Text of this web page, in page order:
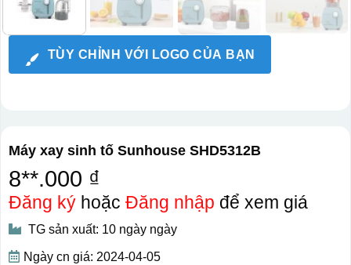
TÙY CHỈNH VỚI LOGO CỦA BẠN
Máy xay sinh tố Sunhouse SHD5312B
8**.000 ₫
Đăng kýhoặc Đăng nhập để xem giá
TG sản xuất: 10 ngày ngày
Ngày cn giá: 2024-04-05